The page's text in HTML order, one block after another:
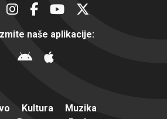
naše aplikacije:
Kultura
Muzika